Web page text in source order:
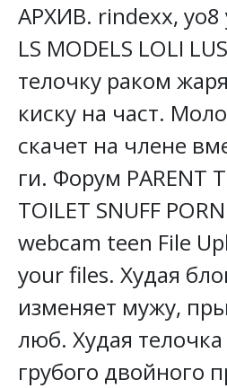
АРХИВ. rindexx, yo8
LS MODELS LOLI
телочку раком
киску на част.
скачет на члене
ги. Форум PARENT
TOILET SNUFF
webcam teen File
your files. Худая
изменяет мужу,
люб. Худая телочка
грубого двойного